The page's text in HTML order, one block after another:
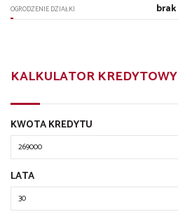
OGRODZENIE DZIAŁKI brak
KALKULATOR KREDYTOWY
KWOTA KREDYTU
LATA